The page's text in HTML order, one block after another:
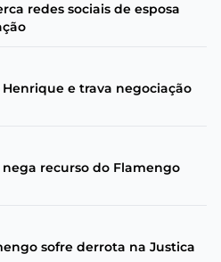
redes sociais de esposa
e trava negociação
nega recurso do Flamengo
sofre derrota na Justica